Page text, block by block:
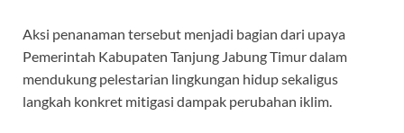
Aksi penanaman tersebut menjadi bagian dari upaya
Pemerintah Kabupaten Tanjung Jabung Timur dalam
mendukung pelestarian lingkungan hidup sekaligus
langkah konkret mitigasi dampak perubahan iklim.